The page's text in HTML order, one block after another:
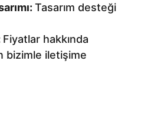
Tasarım desteği
Fiyatlar hakkında
bizimle iletişime